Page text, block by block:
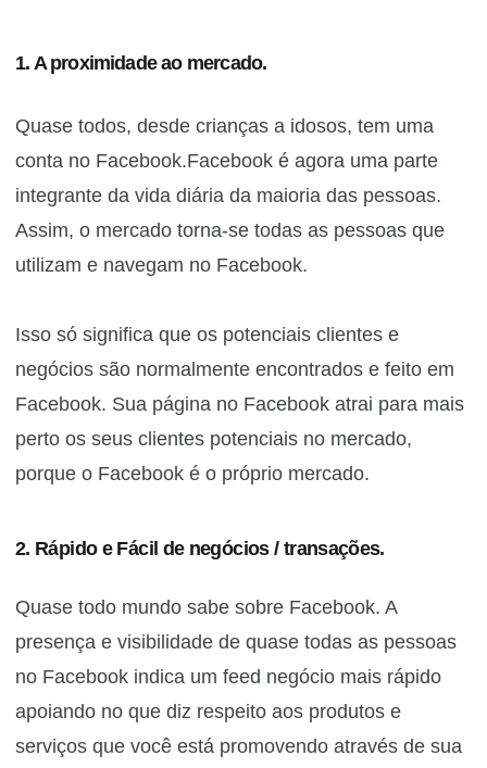
1. A proximidade ao mercado.
Quase todos, desde crianças a idosos, tem uma
conta no Facebook.Facebook é agora uma parte
integrante da vida diária da maioria das pessoas.
Assim, o mercado torna-se todas as pessoas que
utilizam e navegam no Facebook.
Isso só significa que os potenciais clientes e
negócios são normalmente encontrados e feito em
Facebook. Sua página no Facebook atrai para mais
perto os seus clientes potenciais no mercado,
porque o Facebook é o próprio mercado.
2. Rápido e Fácil de negócios / transações.
Quase todo mundo sabe sobre Facebook. A
presença e visibilidade de quase todas as pessoas
no Facebook indica um feed negócio mais rápido
apoiando no que diz respeito aos produtos e
serviços que você está promovendo através de sua